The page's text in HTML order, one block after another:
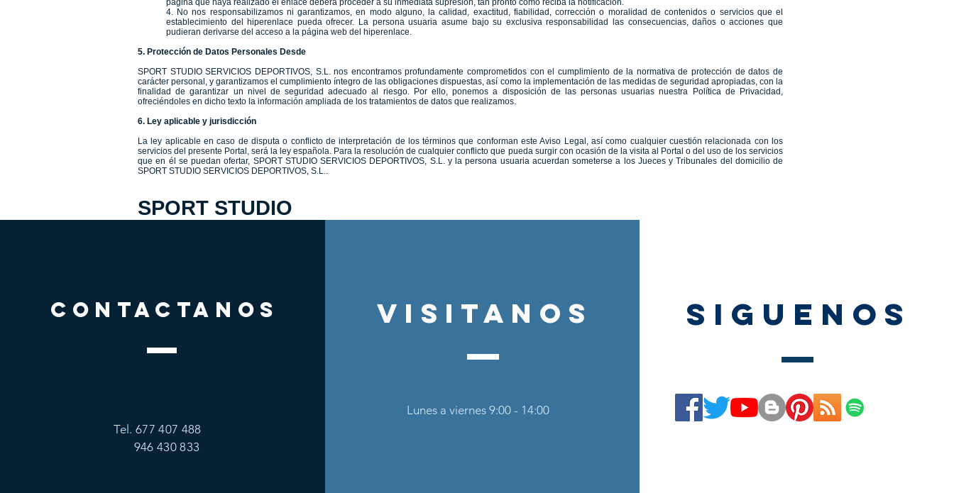
página que haya realizado el enlace deberá proceder a su inmediata supresión, tan pronto como reciba la notificación.
4. No nos responsabilizamos ni garantizamos, en modo alguno, la calidad, exactitud, fiabilidad, corrección o moralidad de contenidos o servicios que el
establecimiento del hiperenlace pueda ofrecer. La persona usuaria asume bajo su exclusiva responsabilidad las consecuencias, daños o acciones que
pudieran derivarse del acceso a la página web del hiperenlace.
5. Protección de Datos Personales Desde
SPORT STUDIO SERVICIOS DEPORTIVOS, S.L. nos encontramos profundamente comprometidos con el cumplimiento de la normativa de protección de datos de
carácter personal, y garantizamos el cumplimiento íntegro de las obligaciones dispuestas, así como la implementación de las medidas de seguridad apropiadas, con la
finalidad de garantizar un nivel de seguridad adecuado al riesgo. Por ello, ponemos a disposición de las personas usuarias nuestra Política de Privacidad,
ofreciéndoles en dicho texto la información ampliada de los tratamientos de datos que realizamos.
6. Ley aplicable y jurisdicción
La ley aplicable en caso de disputa o conflicto de interpretación de los términos que conforman este Aviso Legal, así como cualquier cuestión relacionada con los
servicios del presente Portal, será la ley española. Para la resolución de cualquier conflicto que pueda surgir con ocasión de la visita al Portal o del uso de los servicios
que en él se puedan ofertar, SPORT STUDIO SERVICIOS DEPORTIVOS, S.L. y la persona usuaria acuerdan someterse a los Jueces y Tribunales del domicilio de
SPORT STUDIO SERVICIOS DEPORTIVOS, S.L..
SPORT STUDIO
CONTACTANOS
Tel. 677 407 488
946 430 833
visitanos
Lunes a viernes 9:00 - 14:00
SIGUENOS